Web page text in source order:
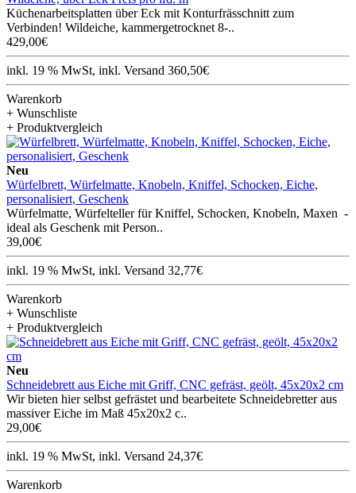
Küchenarbeitsplatten über Eck mit Konturfrässchnitt zum
Verbinden! Wildeiche, kammergetrocknet 8-..
429,00€
inkl. 19 % MwSt, inkl. Versand 360,50€
Warenkorb
+ Wunschliste
+ Produktvergleich
Neu
Würfelbrett, Würfelmatte, Knobeln, Kniffel, Schocken, Eiche,
personalisiert, Geschenk
Würfelmatte, Würfelteller für Kniffel, Schocken, Knobeln, Maxen -
ideal als Geschenk mit Person..
39,00€
inkl. 19 % MwSt, inkl. Versand 32,77€
Warenkorb
+ Wunschliste
+ Produktvergleich
Neu
Schneidebrett aus Eiche mit Griff, CNC gefräst, geölt, 45x20x2 cm
Wir bieten hier selbst gefrästet und bearbeitete Schneidebretter aus
massiver Eiche im Maß 45x20x2 c..
29,00€
inkl. 19 % MwSt, inkl. Versand 24,37€
Warenkorb